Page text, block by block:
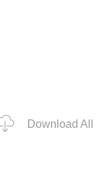
Download All